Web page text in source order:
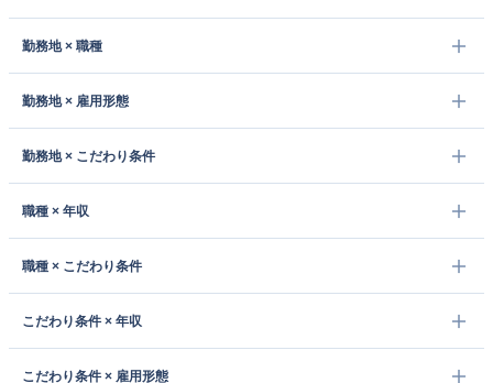
勤務地 × 職種
勤務地 × 雇用形態
勤務地 × こだわり条件
職種 × 年収
職種 × こだわり条件
こだわり条件 × 年収
こだわり条件 × 雇用形態